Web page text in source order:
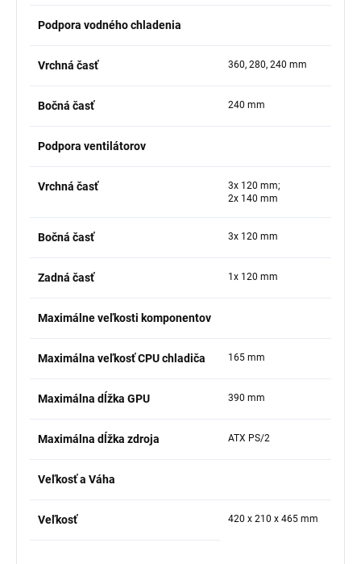
Podpora vodného chladenia
Vrchná časť 360, 280, 240 mm
Bočná časť 240 mm
Podpora ventilátorov
Vrchná časť
3x 120 mm;
2x 140 mm
Bočná časť 3x 120 mm
Zadná časť 1x 120 mm
Maximálne veľkosti komponentov
Maximálna veľkosť CPU chladiča 165 mm
Maximálna dĺžka GPU 390 mm
Maximálna dĺžka zdroja ATX PS/2
Veľkosť a Váha
Veľkosť 420 x 210 x 465 mm